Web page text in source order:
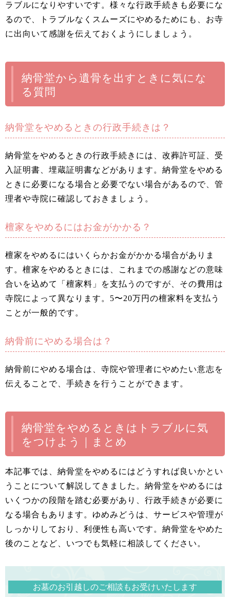
ラブルになりやすいです。様々な行政手続きも必要にな
るので、トラブルなくスムーズにやめるためにも、お寺
に出向いて感謝を伝えておくようにしましょう。
納骨堂から遺骨を出すときに気にな
る質問
納骨堂をやめるときの行政手続きは？
納骨堂をやめるときの行政手続きには、改葬許可証、受
入証明書、埋蔵証明書などがあります。納骨堂をやめる
ときに必要になる場合と必要でない場合があるので、管
理者や寺院に確認しておきましょう。
檀家をやめるにはお金がかかる？
檀家をやめるにはいくらかお金がかかる場合がありま
す。檀家をやめるときには、これまでの感謝などの意味
合いを込めて「檀家料」を支払うのですが、その費用は
寺院によって異なります。5〜20万円の檀家料を支払う
ことが一般的です。
納骨前にやめる場合は？
納骨前にやめる場合は、寺院や管理者にやめたい意志を
伝えることで、手続きを行うことができます。
納骨堂をやめるときはトラブルに気
をつけよう｜まとめ
本記事では、納骨堂をやめるにはどうすれば良いかとい
うことについて解説してきました。納骨堂をやめるには
いくつかの段階を踏む必要があり、行政手続きが必要に
なる場合もあります。ゆめみどうは、サービスや管理が
しっかりしており、利便性も高いです。納骨堂をやめた
後のことなど、いつでも気軽に相談してください。
お墓のお引越しのご相談もお受けいたします